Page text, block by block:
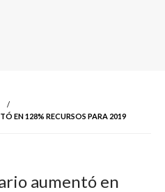
EN 128% RECURSOS PARA 2019
aumentó en